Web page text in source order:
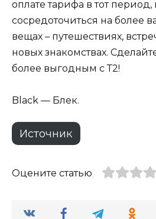
оплате тарифа в тот период,
сосредоточиться на более
вещах – путешествиях,
новых знакомствах.
более выгодным с Т2!
Black — Блек.
Источник
Оцените статью